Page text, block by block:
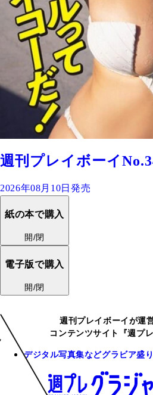
週刊プレイボーイ
2026年08月10日発売
紙の本で購入
開/閉
電子版で購入
開/閉
週刊プレイボーイが運
コンテンツサイト『週プ
デジタル写真集などグラビア盛